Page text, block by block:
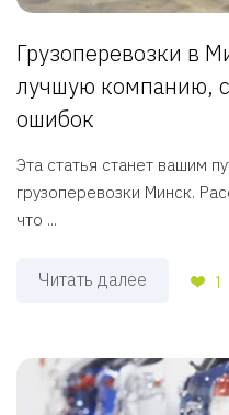
Грузоперевозки в
лучшую компанию,
ошибок
Эта статья станет вашим
грузоперевозки Минск.
что ...
Читать далее 1